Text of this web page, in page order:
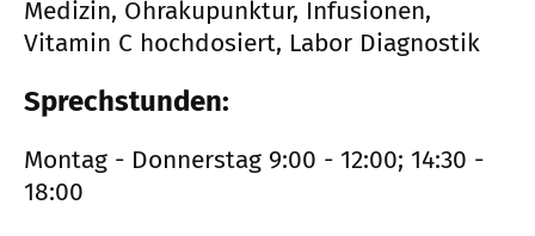
Medizin, Ohrakupunktur, Infusionen,
Vitamin C hochdosiert, Labor Diagnostik
Sprechstunden:
Montag - Donnerstag 9:00 - 12:00; 14:30 -
18:00